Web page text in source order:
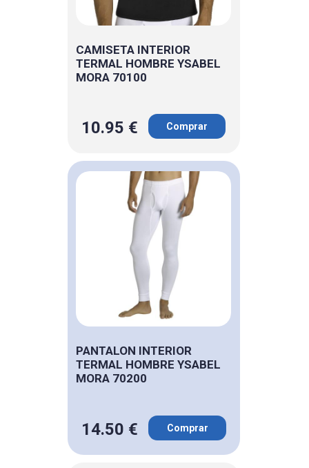
CAMISETA INTERIOR
TERMAL HOMBRE YSABEL
MORA 70100
10.95 € Comprar
PANTALON INTERIOR
TERMAL HOMBRE YSABEL
MORA 70200
14.50 € Comprar